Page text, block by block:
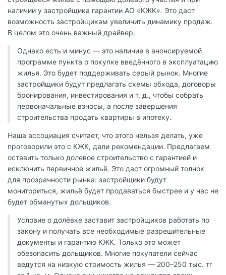
наличии у застройщика гарантии АО «КЖК». Это даст
возможность застройщикам увеличить динамику продаж.
В целом это очень важный драйвер.
Однако есть и минус — это наличие в анонсируемой
программе пункта о покупке введённого в эксплуатацию
жилья. Это будет поддерживать серый рынок. Многие
застройщики будут предлагать схемы обхода, договоры
бронирования, инвестирования и т. д., чтобы собрать
первоначальные взносы, а после завершения
строительства продать квартиры в ипотеку.
Наша ассоциация считает, что этого нельзя делать, уже
проговорили это с КЖК, дали рекомендации. Предлагаем
оставить только долевое строительство с гарантией и
исключить первичное жильё. Это даст огромный толчок
для прозрачности рынка: застройщики будут
мониториться, жильё будет продаваться быстрее и у нас не
будет обманутых дольщиков.
Условие о долёвке заставит застройщиков работать по
закону и получать все необходимые разрешительные
документы и гарантию КЖК. Только это может
обезопасить дольщиков. Многие покупатели сейчас
ведутся на низкую стоимость жилья — 200–250 тыс. тг